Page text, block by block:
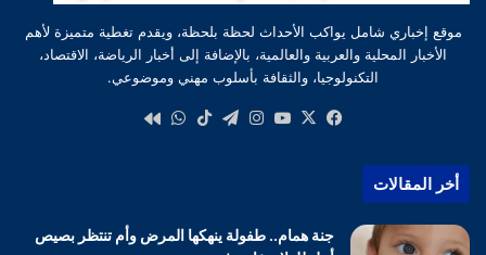
موقع إخباري شامل يواكب الأحداث لحظة بلحظة، ويقدم تغطية متميزة لأهم
الأخبار المحلية والعربية والعالمية، بالإضافة إلى أخبار الرياضة، الاقتصاد،
التكنولوجيا، والثقافة بأسلوب مهني وموضوعي.
فيسبوك
‫X
‫YouTube
انستقرام
تيلقرام‫TikTokواتساب
أخر المقالات
جنة همام.. طفولة ينهكها المرض وأم تنتظر بصيص